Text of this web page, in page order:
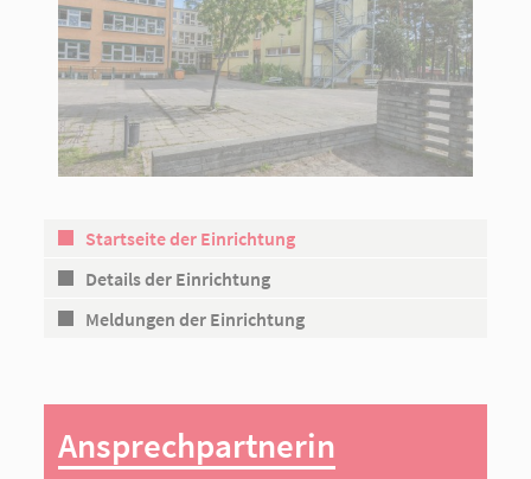
Startseite der Einrichtung
Details der Einrichtung
Meldungen der Einrichtung
Ansprechpartnerin